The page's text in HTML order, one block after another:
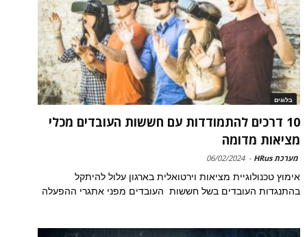
בלוגים
10 דרכים להתמודדות עם חששות העובדים מכלי
מציאות מדומה
מערכת HRus -
06/02/2024
אימוץ טכנולוגיית מציאות וירטואלית בארגון עלול להיתקל
בהתנגדות העובדים בשל חששות העובדים מפני אתגרי ההפעלה